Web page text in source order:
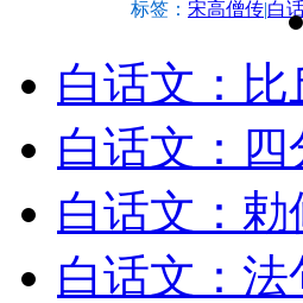
标签： 宋高僧传|白
白话文：
白话文：
白话文：
白话文：